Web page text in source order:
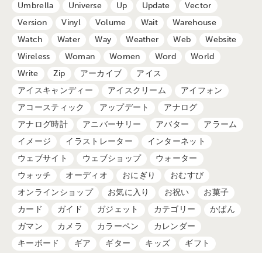
Umbrella
Universe Up Update
Vector
Version
Vinyl Volume Wait
Warehouse
Watch
Water Way Weather Web
Website
Wireless
Woman Women Word
World
Write
Zip アーカイブ
アイス
アイスキャンディー
アイスクリーム
アイフォン
アコースティック
アップデート
アナログ
アナログ時計
アニバーサリー アバター
アラーム
イメージ
イラストレーター
インターネット
ウェブサイト
ウェブショップ
ウォーター
ウォッチ
オーディオ おにぎり
おむすび
オンラインショップ
お気に入り お祝い
お菓子
カード
ガイド ガジェット カテゴリー
かばん
ガマン
カメラ カラーペン
カレンダー
キーボード
ギア ギター キッズ
ギフト